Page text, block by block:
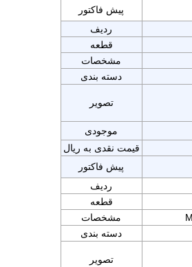
پیش فاکتور
ردیف
قطعه
مشخصات
دسته بندی
تصویر
موجودی
قیمت نقدی به ریال
پیش فاکتور
ردیف
قطعه
مشخصات
دسته بندی
تصویر